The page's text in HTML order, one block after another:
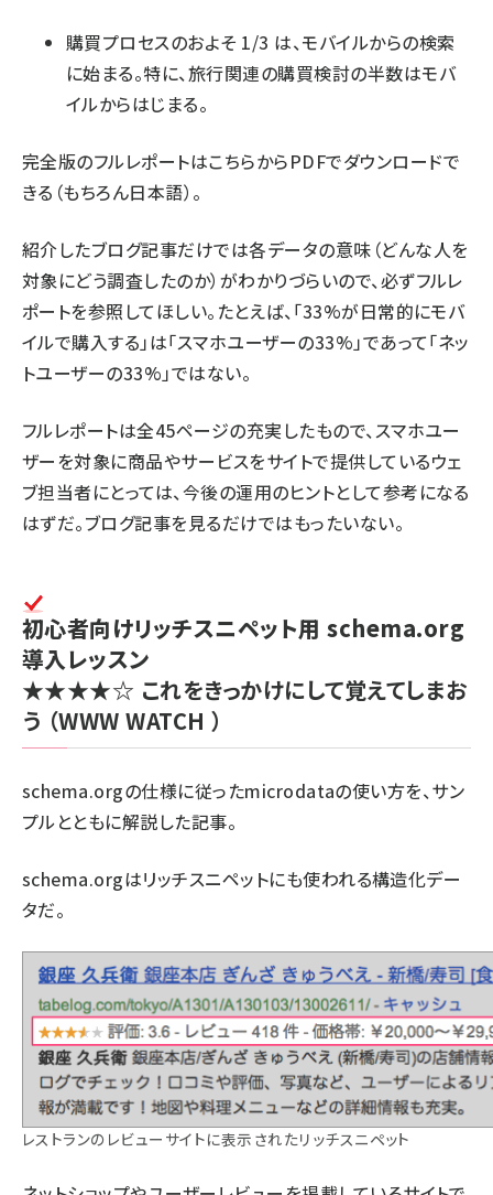
購買プロセスのおよそ 1/3 は、モバイルからの検索
に始まる。特に、旅行関連の購買検討の半数はモバ
イルからはじまる。
完全版のフルレポートはこちらからPDFでダウンロードで
きる（もちろん日本語）。
紹介したブログ記事だけでは各データの意味（どんな人を
対象にどう調査したのか）がわかりづらいので、必ずフルレ
ポートを参照してほしい。たとえば、「33%が日常的にモバ
イルで購入する」は「スマホユーザーの33%」であって「ネッ
トユーザーの33%」ではない。
フルレポートは全45ページの充実したもので、スマホユー
ザーを対象に商品やサービスをサイトで提供しているウェ
ブ担当者にとっては、今後の運用のヒントとして参考になる
はずだ。ブログ記事を見るだけではもったいない。
初心者向けリッチスニペット用 schema.org
導入レッスン
★★★★☆ これをきっかけにして覚えてしまお
う （WWW WATCH ）
schema.orgの仕様に従ったmicrodataの使い方を、サン
プルとともに解説した記事。
schema.orgはリッチスニペットにも使われる構造化デー
タだ。
レストランのレビューサイトに表示されたリッチスニペット